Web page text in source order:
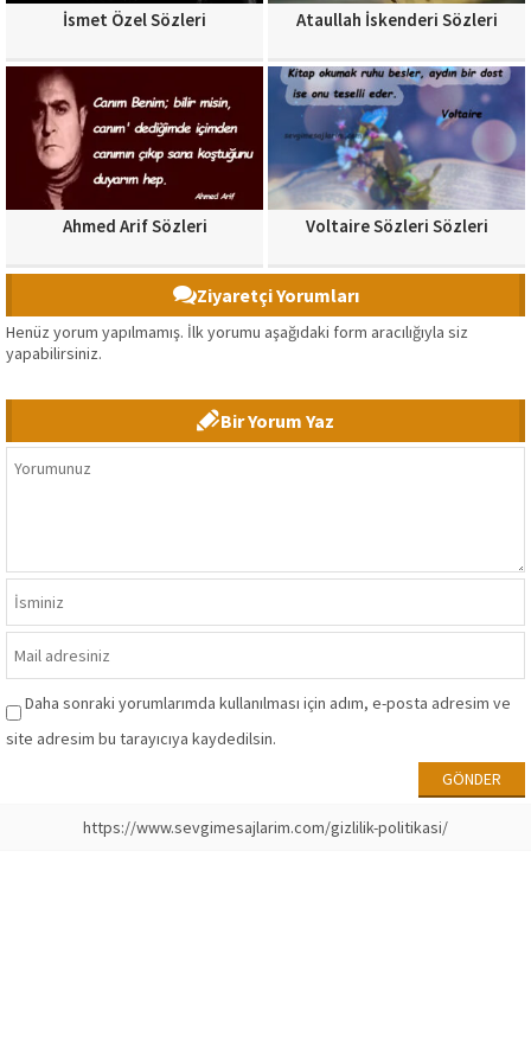
İsmet Özel Sözleri Ataullah İskenderi Sözleri
Ahmed Arif Sözleri Voltaire Sözleri Sözleri
Ziyaretçi Yorumları
Henüz yorum yapılmamış. İlk yorumu aşağıdaki form aracılığıyla siz
yapabilirsiniz.
Bir Yorum Yaz
Daha sonraki yorumlarımda kullanılması için adım, e-posta adresim ve
site adresim bu tarayıcıya kaydedilsin.
https://www.sevgimesajlarim.com/gizlilik-politikasi/